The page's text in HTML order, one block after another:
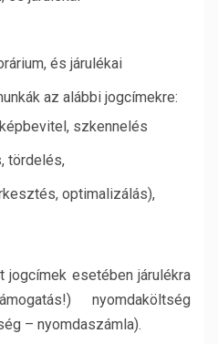
és járulékai
az alábbi jogcímekre:
szkennelés
tördelés,
optimalizálás),
jogcímek esetében járulékra
nyomdaköltség
– nyomdaszámla).